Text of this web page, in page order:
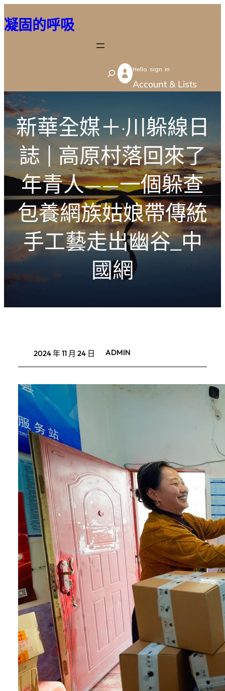
至
容
凝固的呼吸
S
e
h
Hello sign in
Account & Lists
新華全媒＋·川躲線日
誌 | 高原村落回來了
年青人——一個躲查
包養網族姑娘帶傳統
手工藝走出幽谷_中
國網
2024 年 11 月 24 日 ADMIN